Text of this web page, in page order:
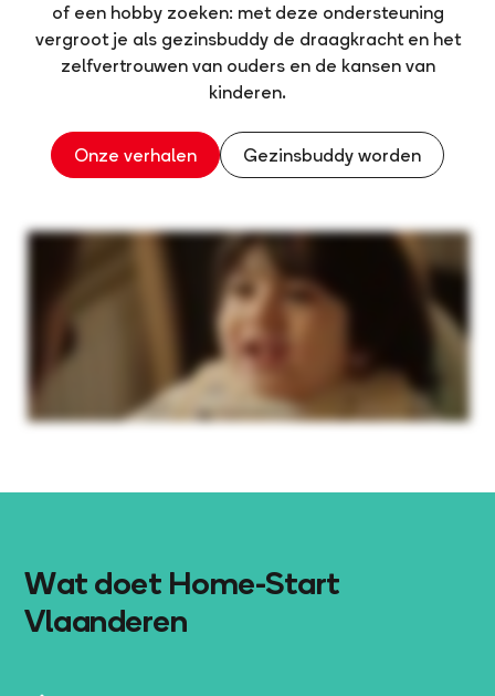
of een hobby zoeken: met deze ondersteuning
vergroot je als gezinsbuddy de draagkracht en het
zelfvertrouwen van ouders en de kansen van
kinderen.
Onze verhalen Gezinsbuddy worden
Wat doet Home-Start
Vlaanderen